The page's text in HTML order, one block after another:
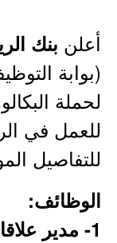
أعلن بنك
(بوابة
لحملة
للعمل في
للتفاصيل
الوظائف:
1- مدير